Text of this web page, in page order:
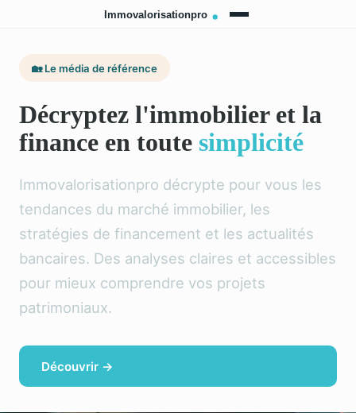
🏡 Le média de référence
Décryptez l'immobilier et la
finance en toute simplicité
Immovalorisationpro décrypte pour vous les
tendances du marché immobilier, les
stratégies de financement et les actualités
bancaires. Des analyses claires et accessibles
pour mieux comprendre vos projets
patrimoniaux.
Découvrir →